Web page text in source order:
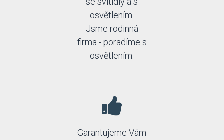
osvětlením.
Jsme rodinná
firma - poradíme s
osvětlením.
Garantujeme Vám